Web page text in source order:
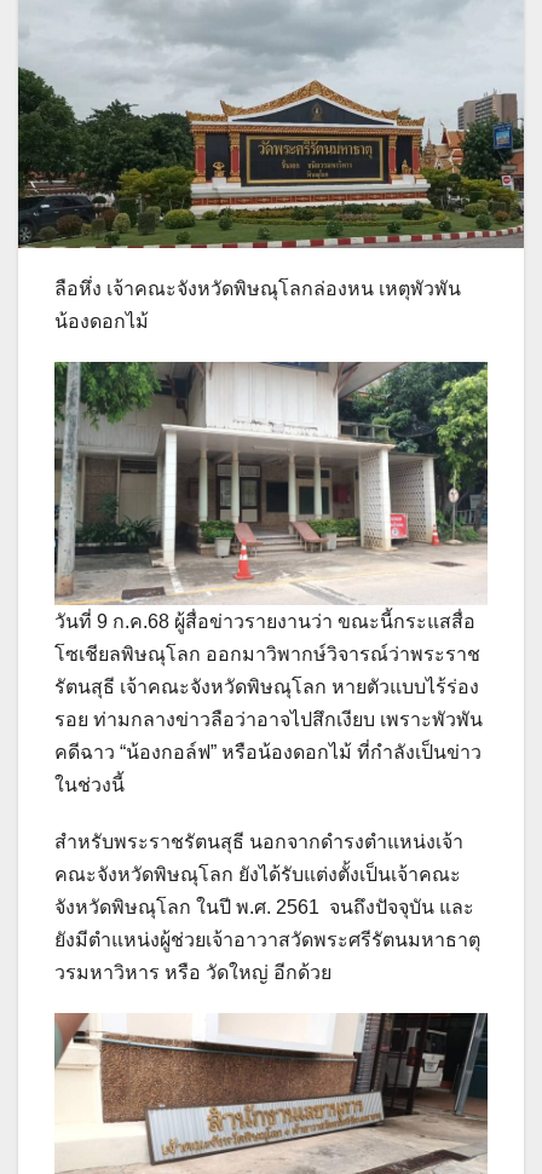
ลือหึ่ง เจ้าคณะจังหวัดพิษณุโลกล่องหน เหตุพัวพัน
น้องดอกไม้
วันที่ 9 ก.ค.68 ผู้สื่อข่าวรายงานว่า ขณะนี้กระแสสื่อ
โซเชียลพิษณุโลก ออกมาวิพากษ์วิจารณ์ว่าพระราช
รัตนสุธี เจ้าคณะจังหวัดพิษณุโลก หายตัวแบบไร้ร่อง
รอย ท่ามกลางข่าวลือว่าอาจไปสึกเงียบ เพราะพัวพัน
คดีฉาว “น้องกอล์ฟ” หรือน้องดอกไม้ ที่กำลังเป็นข่าว
ในช่วงนี้
สำหรับพระราชรัตนสุธี นอกจากดำรงตำแหน่งเจ้า
คณะจังหวัดพิษณุโลก ยังได้รับแต่งตั้งเป็นเจ้าคณะ
จังหวัดพิษณุโลก ในปี พ.ศ. 2561 จนถึงปัจจุบัน และ
ยังมีตำแหน่งผู้ช่วยเจ้าอาวาสวัดพระศรีรัตนมหาธาตุ
วรมหาวิหาร หรือ วัดใหญ่ อีกด้วย